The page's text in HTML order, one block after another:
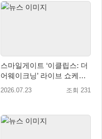
스마일게이트 ‘이클립스: 더
어웨이크닝’ 라이브 쇼케이
스 및 사전등록 실시
2026.07.23 조회 231